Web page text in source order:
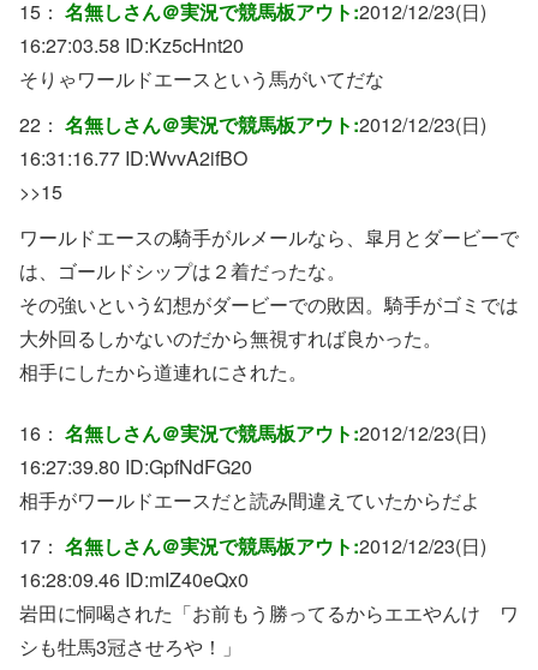
15： 名無しさん＠実況で競馬板アウト:2012/12/23(日)
16:27:03.58 ID:Kz5cHnt20
そりゃワールドエースという馬がいてだな
22： 名無しさん＠実況で競馬板アウト:2012/12/23(日)
16:31:16.77 ID:WvvA2ifBO
>>15
ワールドエースの騎手がルメールなら、皐月とダービーで
は、ゴールドシップは２着だったな。
その強いという幻想がダービーでの敗因。騎手がゴミでは
大外回るしかないのだから無視すれば良かった。
相手にしたから道連れにされた。
16： 名無しさん＠実況で競馬板アウト:2012/12/23(日)
16:27:39.80 ID:GpfNdFG20
相手がワールドエースだと読み間違えていたからだよ
17： 名無しさん＠実況で競馬板アウト:2012/12/23(日)
16:28:09.46 ID:mIZ40eQx0
岩田に恫喝された「お前もう勝ってるからエエやんけ ワ
シも牡馬3冠させろや！」